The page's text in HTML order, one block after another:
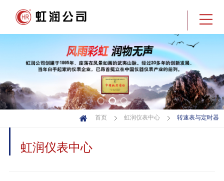
首页 虹润仪表中心 转速表与定时器
虹润仪表中心